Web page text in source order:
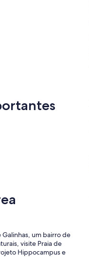
um bairro de
visite Praia de
Hippocampus e